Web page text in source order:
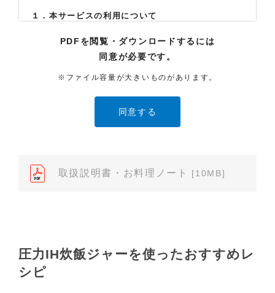
１．本サービスの利用について
の内容を、非営利目的かつ、個人的にご利用する場
合に限り、閲覧またはダウンロードすることができ
ます。それ以外の目的での閲覧またはダウンロード
たり、また、配布することはできません。
（2）本サイトでは、データ提供が可能な取扱説明書
売店、また弊社「お客様ご相談センター」まで、ご
依頼いただきますようお願いします（※）。ただ
（3）本サイトに掲載されている取扱説明書の対象機
種が、生産中止などの理由でご購入できない場合も
ありますので、あらかじめご了承ください。
PDFを閲覧・ダウンロードするには
同意が必要です。
※ファイル容量が大きいものがあります。
取扱説明書・お料理ノート [10MB]
圧力IH炊飯ジャーを使ったおすすめレ
シピ